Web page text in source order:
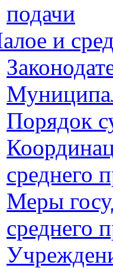
подачи
и
Порядок
среднего
Меры
среднего